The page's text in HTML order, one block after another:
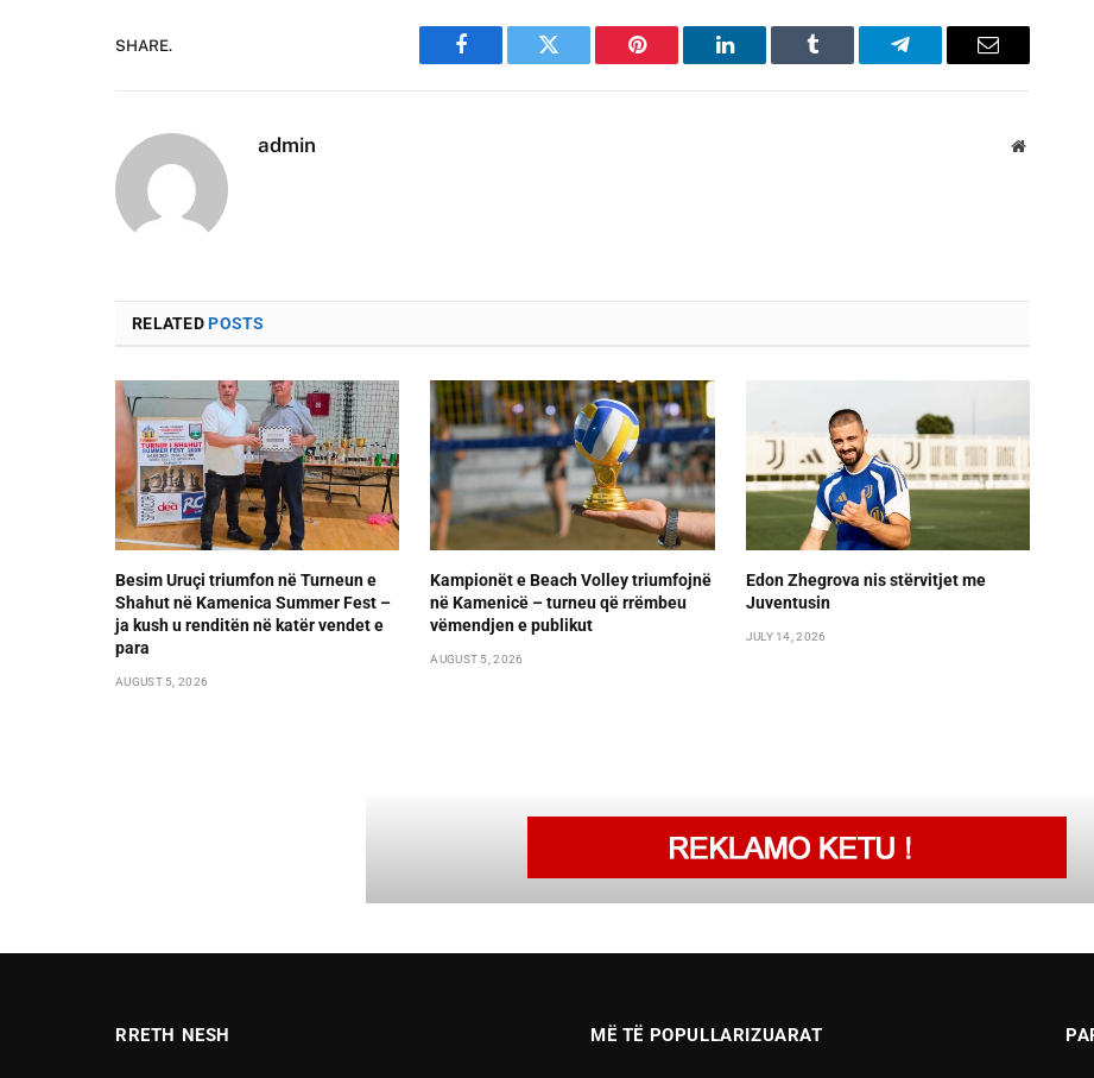
SHARE.
Facebook Twitter Pinterest LinkedIn Tumblr Telegram Email
admin Website
RELATEDPOSTS
Besim Uruçi triumfon në Turneun e
Shahut në Kamenica Summer Fest –
ja kush u renditën në katër vendet e
para
AUGUST 5, 2026
Kampionët e Beach Volley triumfojnë
në Kamenicë – turneu që rrëmbeu
vëmendjen e publikut
AUGUST 5, 2026
Edon Zhegrova nis stërvitjet me
Juventusin
JULY 14, 2026
RRETH NESH MË TË POPULLARIZUARAT